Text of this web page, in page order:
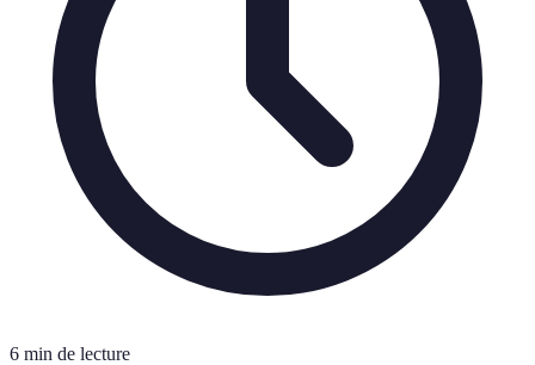
6 min de lecture